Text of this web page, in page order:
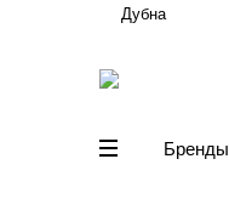
Дубна
Бренды